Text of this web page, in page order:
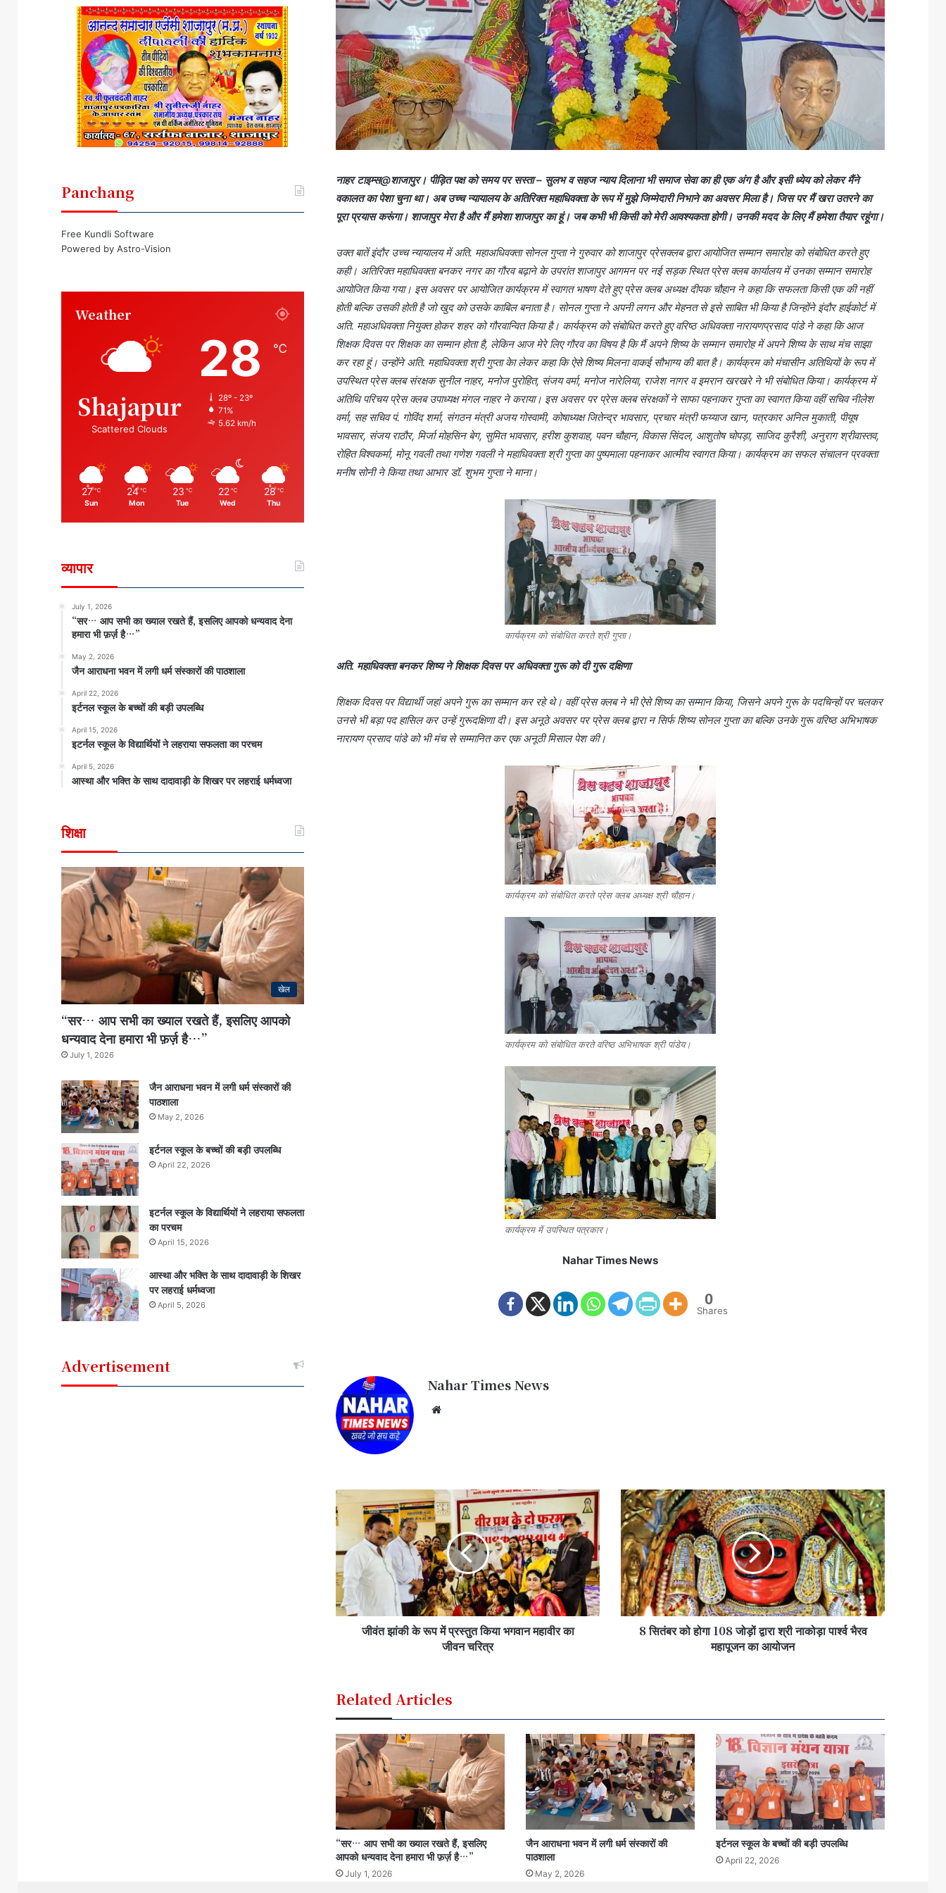
नाहर टाइम्स@शाजापुर। पीड़ित पक्ष को समय पर सस्ता – सुलभ व सहज न्याय दिलाना भी समाज सेवा का ही एक अंग है और इसी ध्येय को लेकर मैंने
वकालत का पेशा चुना था। अब उच्च न्यायालय के अतिरिक्त महाधिवक्ता के रूप में मुझे जिम्मेदारी निभाने का अवसर मिला है। जिस पर मैं खरा उतरने का
पूरा प्रयास करूंगा। शाजापुर मेरा है और मैं हमेशा शाजापुर का हूं। जब कभी भी किसी को मेरी आवश्यकता होगी। उनकी मदद के लिए मैं हमेशा तैयार रहूंगा।
उक्त बातें इंदौर उच्च न्यायालय में अति. महाअधिवक्ता सोनल गुप्ता ने गुरुवार को शाजापुर प्रेसक्लब द्वारा आयोजित सम्मान समारोह को संबोधित करते हुए
कही। अतिरिक्त महाधिवक्ता बनकर नगर का गौरव बढ़ाने के उपरांत शाजापुर आगमन पर नई सड़क स्थित प्रेस क्लब कार्यालय में उनका सम्मान समारोह
आयोजित किया गया। इस अवसर पर आयोजित कार्यक्रम में स्वागत भाषण देते हुए प्रेस क्लब अध्यक्ष दीपक चौहान ने कहा कि सफलता किसी एक की नहीं
होती बल्कि उसकी होती है जो खुद को उसके काबिल बनाता है। सोनल गुप्ता ने अपनी लगन और मेहनत से इसे साबित भी किया है जिन्होंने इंदौर हाईकोर्ट में
अति. महाअधिवक्ता नियुक्त होकर शहर को गौरवान्वित किया है। कार्यक्रम को संबोधित करते हुए वरिष्ठ अधिवक्ता नारायणप्रसाद पांडे ने कहा कि आज
शिक्षक दिवस पर शिक्षक का सम्मान होता है, लेकिन आज मेरे लिए गौरव का विषय है कि मैं अपने शिष्य के सम्मान समारोह में अपने शिष्य के साथ मंच साझा
कर रहा हूं। उन्होंने अति. महाधिवक्ता श्री गुप्ता केा लेकर कहा कि ऐसे शिष्य मिलना वाकई सौभाग्य की बात है। कार्यक्रम को मंचासीन अतिथियों के रूप में
उपस्थित प्रेस क्लब संरक्षक सुनील नाहर, मनोज पुरोहित, संजय वर्मा, मनोज नारेलिया, राजेश नागर व इमरान खरखरे ने भी संबोधित किया। कार्यक्रम में
अतिथि परिचय प्रेस क्लब उपाध्यक्ष मंगल नाहर ने कराया। इस अवसर पर प्रेस क्लब संरक्षकों ने साफा पहनाकर गुप्ता का स्वागत किया वहीं सचिव नीलेश
वर्मा, सह सचिव पं. गोविंद शर्मा, संगठन मंत्री अजय गोस्वामी, कोषाध्यक्ष जितेन्द्र भावसार, प्रचार मंत्री फय्याज खान, पत्रकार अनिल मुकाती, पीयूष
भावसार, संजय राठौर, मिर्जा मोहसिन बेग, सुमित भावसार, हरीश कुशवाह, पवन चौहान, विकास सिंदल, आशुतोष चोपड़ा, साजिद कुरैशी, अनुराग श्रीवास्तव,
रोहित विश्वकर्मा, मोनू गवली तथा गणेश गवली ने महाधिवक्ता श्री गुप्ता का पुष्पमाला पहनाकर आत्मीय स्वागत किया। कार्यक्रम का सफल संचालन प्रवक्ता
मनीष सोनी ने किया तथा आभार डॉ. शुभम गुप्ता ने माना।
कार्यक्रम को संबोधित करते श्री गुप्ता।
अति. महाधिवक्ता बनकर शिष्य ने शिक्षक दिवस पर अधिवक्ता गुरू को दी गुरू दक्षिणा
शिक्षक दिवस पर विद्यार्थी जहां अपने गुरू का सम्मान कर रहे थे। वहीं प्रेस क्लब ने भी ऐसे शिष्य का सम्मान किया, जिसने अपने गुरू के पदचिन्हों पर चलकर
उनसे भी बड़ा पद हासिल कर उन्हें गुरूदक्षिणा दी। इस अनूठे अवसर पर प्रेस क्लब द्वारा न सिर्फ शिष्य सोनल गुप्ता का बल्कि उनके गुरू वरिष्ठ अभिभाषक
नारायण प्रसाद पांडे को भी मंच से सम्मानित कर एक अनूठी मिसाल पेश की।
कार्यक्रम को संबोधित करते प्रेस क्लब अध्यक्ष श्री चौहान।
कार्यक्रम को संबोधित करते वरिष्ठ अभिभाषक श्री पांडेय।
कार्यक्रम में उपस्थित पत्रकार।
Nahar Times News
0
Shares
Nahar Times News
जीवंत झांकी के रूप में प्रस्तुत किया भगवान महावीर का
जीवन चरित्र
8 सितंबर को होगा 108 जोड़ों द्वारा श्री नाकोड़ा पार्श्व भैरव
महापूजन का आयोजन
Related Articles
“सर… आप सभी का ख्याल रखते हैं, इसलिए
आपको धन्यवाद देना हमारा भी फ़र्ज़ है…”
July 1, 2026
जैन आराधना भवन में लगी धर्म संस्कारों की
पाठशाला
May 2, 2026
इर्टनल स्कूल के बच्चों की बड़ी उपलब्धि
April 22, 2026
Panchang
Free Kundli Software
Powered by Astro-Vision
Weather
Shajapur
Scattered Clouds
28 ℃
28º - 23º
71%
5.62 km/h
27 ℃
Sun
24 ℃
Mon
23 ℃
Tue
22 ℃
Wed
28 ℃
Thu
व्यापार
July 1, 2026
“सर… आप सभी का ख्याल रखते हैं, इसलिए आपको धन्यवाद देना
हमारा भी फ़र्ज़ है…”
May 2, 2026
जैन आराधना भवन में लगी धर्म संस्कारों की पाठशाला
April 22, 2026
इर्टनल स्कूल के बच्चों की बड़ी उपलब्धि
April 15, 2026
इटर्नल स्कूल के विद्यार्थियों ने लहराया सफलता का परचम
April 5, 2026
आस्था और भक्ति के साथ दादावाड़ी के शिखर पर लहराई धर्मध्वजा
शिक्षा
खेल
“सर… आप सभी का ख्याल रखते हैं, इसलिए आपको
धन्यवाद देना हमारा भी फ़र्ज़ है…”
July 1, 2026
जैन आराधना भवन में लगी धर्म संस्कारों की
पाठशाला
May 2, 2026
इर्टनल स्कूल के बच्चों की बड़ी उपलब्धि
April 22, 2026
इटर्नल स्कूल के विद्यार्थियों ने लहराया सफलता
का परचम
April 15, 2026
आस्था और भक्ति के साथ दादावाड़ी के शिखर
पर लहराई धर्मध्वजा
April 5, 2026
Advertisement